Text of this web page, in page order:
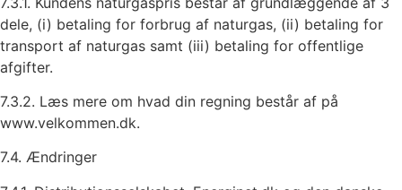
dele, (i) betaling for forbrug af naturgas, (ii) betaling for
transport af naturgas samt (iii) betaling for offentlige
afgifter.
7.3.2. Læs mere om hvad din regning består af på
www.velkommen.dk.
7.4. Ændringer